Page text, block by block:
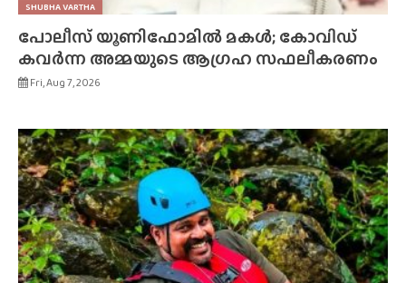
SHUBHA VARTHA
പോലീസ് യൂണിഫോമിൽ മകൾ; കോവിഡ്
കവർന്ന അമ്മയുടെ ആഗ്രഹ സഫലീകരണം
Fri, Aug 7, 2026